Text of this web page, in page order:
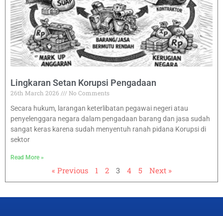
Lingkaran Setan Korupsi Pengadaan
26th March 2026
No Comments
Secara hukum, larangan keterlibatan pegawai negeri atau
penyelenggara negara dalam pengadaan barang dan jasa sudah
sangat keras karena sudah menyentuh ranah pidana Korupsi di
sektor
Read More »
« Previous 1 2 3 4 5 Next »